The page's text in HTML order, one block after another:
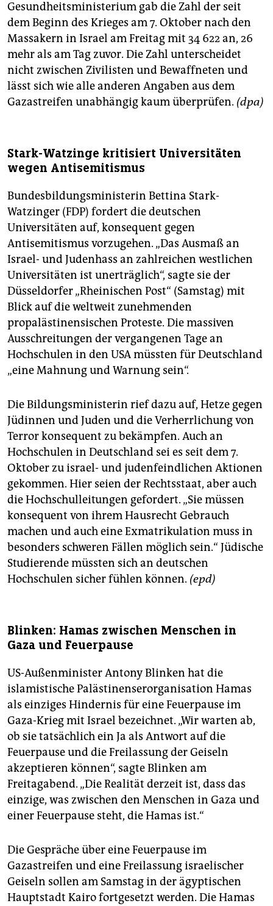
Gesundheitsministerium gab die Zahl der seit
dem Beginn des Krieges am 7. Oktober nach den
Massakern in Israel am Freitag mit 34 622 an, 26
mehr als am Tag zuvor. Die Zahl unterscheidet
nicht zwischen Zivilisten und Bewaffneten und
lässt sich wie alle anderen Angaben aus dem
Gazastreifen unabhängig kaum überprüfen. (dpa)
Stark-Watzinge kritisiert Universitäten
wegen Antisemitismus
Bundesbildungsministerin Bettina Stark-
Watzinger (FDP) fordert die deutschen
Universitäten auf, konsequent gegen
Antisemitismus vorzugehen. „Das Ausmaß an
Israel- und Judenhass an zahlreichen westlichen
Universitäten ist unerträglich“, sagte sie der
Düsseldorfer „Rheinischen Post“ (Samstag) mit
Blick auf die weltweit zunehmenden
propalästinensischen Proteste. Die massiven
Ausschreitungen der vergangenen Tage an
Hochschulen in den USA müssten für Deutschland
„eine Mahnung und Warnung sein“.
Die Bildungsministerin rief dazu auf, Hetze gegen
Jüdinnen und Juden und die Verherrlichung von
Terror konsequent zu bekämpfen. Auch an
Hochschulen in Deutschland sei es seit dem 7.
Oktober zu israel- und judenfeindlichen Aktionen
gekommen. Hier seien der Rechtsstaat, aber auch
die Hochschulleitungen gefordert. „Sie müssen
konsequent von ihrem Hausrecht Gebrauch
machen und auch eine Exmatrikulation muss in
besonders schweren Fällen möglich sein.“ Jüdische
Studierende müssten sich an deutschen
Hochschulen sicher fühlen können. (epd)
Blinken: Hamas zwischen Menschen in
Gaza und Feuerpause
US-Außenminister Antony Blinken hat die
islamistische Palästinenserorganisation Hamas
als einziges Hindernis für eine Feuerpause im
Gaza-Krieg mit Israel bezeichnet. „Wir warten ab,
ob sie tatsächlich ein Ja als Antwort auf die
Feuerpause und die Freilassung der Geiseln
akzeptieren können“, sagte Blinken am
Freitagabend. „Die Realität derzeit ist, dass das
einzige, was zwischen den Menschen in Gaza und
einer Feuerpause steht, die Hamas ist.“
Die Gespräche über eine Feuerpause im
Gazastreifen und eine Freilassung israelischer
Geiseln sollen am Samstag in der ägyptischen
Hauptstadt Kairo fortgesetzt werden. Die Hamas